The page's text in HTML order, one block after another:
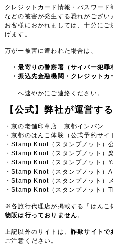
クレジットカード情報・パスワード
などの被害が発生する恐れがござい
お客様におかれましては、十分に
げます。
万が一被害に遭われた場合は、
・最寄りの警察署（サイバー犯罪
・振込先金融機関・クレジットカ
へ速やかにご連絡ください。
【公式】弊社が運営す
・京の老舗印章店 京都インバン
・京都のはんこ体験（公式予約サイ
・Stamp Knot（スタンプノット）
・Stamp Knot（スタンプノット）
・Stamp Knot（スタンプノット）
・Stamp Knot（スタンプノット）
・Stamp Knot（スタンプノット）
・Stamp Knot（スタンプノット）
※各旅行代理店が掲載する「はんこ
物販は行っておりません 。
上記以外のサイトは、 詐欺サイトで
ご注意ください。